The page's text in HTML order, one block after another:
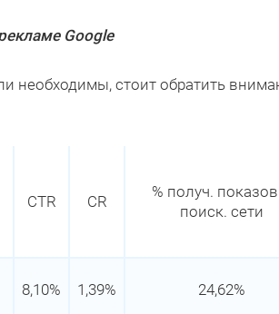
Google
необходимы, стоит обратить
CTR CR
% получ.
поиск. сети
8,10% 1,39% 24,62%